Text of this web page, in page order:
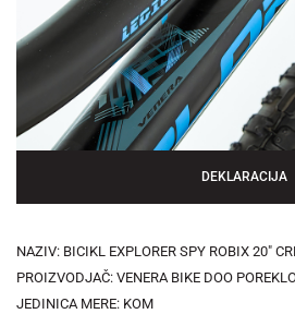
DEKLARACIJA
NAZIV: BICIKL EXPLORER SPY ROBIX 20"
PROIZVODJAČ: VENERA BIKE DOO
JEDINICA MERE: KOM